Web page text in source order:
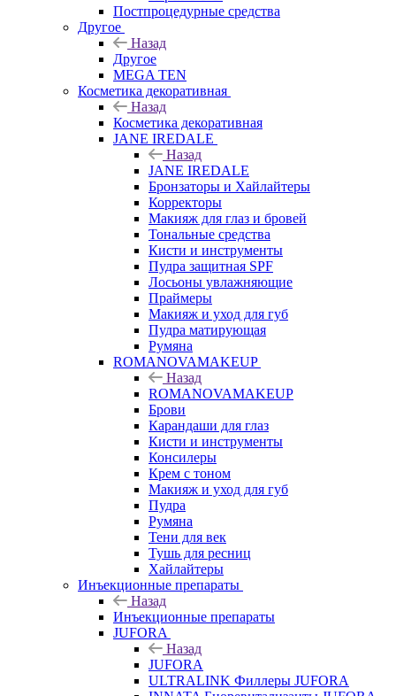
Постпроцедурные средства
Другое
Назад
Другое
MEGA TEN
Косметика декоративная
Назад
Косметика декоративная
JANE IREDALE
Назад
JANE IREDALE
Бронзаторы и Хайлайтеры
Корректоры
Макияж для глаз и бровей
Тональные средства
Кисти и инструменты
Пудра защитная SPF
Лосьоны увлажняющие
Праймеры
Макияж и уход для губ
Пудра матирующая
Румяна
ROMANOVAMAKEUP
Назад
ROMANOVAMAKEUP
Брови
Карандаши для глаз
Кисти и инструменты
Консилеры
Крем с тоном
Макияж и уход для губ
Пудра
Румяна
Тени для век
Тушь для ресниц
Хайлайтеры
Инъекционные препараты
Назад
Инъекционные препараты
JUFORA
Назад
JUFORA
ULTRALINK Филлеры JUFORA